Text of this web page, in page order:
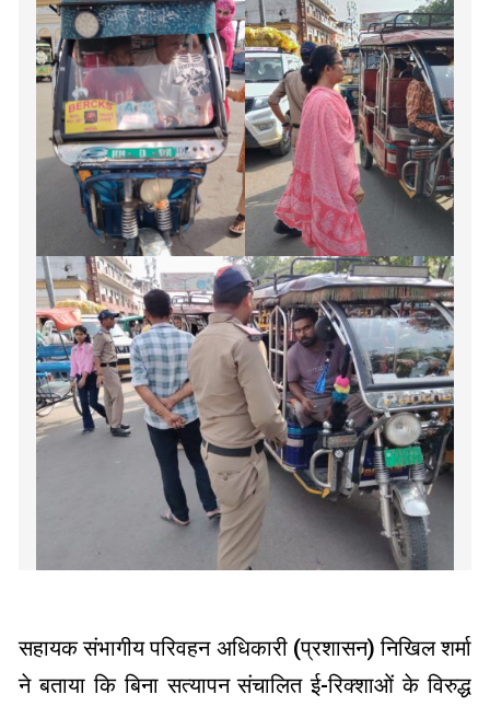
सहायक संभागीय परिवहन अधिकारी (प्रशासन) निखिल शर्मा
ने बताया कि बिना सत्यापन संचालित ई-रिक्शाओं के विरुद्ध